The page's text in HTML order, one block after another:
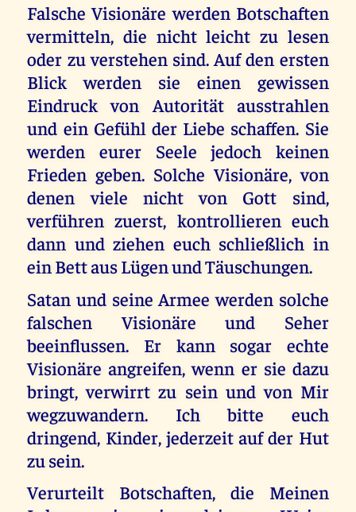
Falsche Visionäre werden Botschaften
vermitteln, die nicht leicht zu lesen
oder zu verstehen sind. Auf den ersten
Blick werden sie einen gewissen
Eindruck von Autorität ausstrahlen
und ein Gefühl der Liebe schaffen. Sie
werden eurer Seele jedoch keinen
Frieden geben. Solche Visionäre, von
denen viele nicht von Gott sind,
verführen zuerst, kontrollieren euch
dann und ziehen euch schließlich in
ein Bett aus Lügen und Täuschungen.
Satan und seine Armee werden solche
falschen Visionäre und Seher
beeinflussen. Er kann sogar echte
Visionäre angreifen, wenn er sie dazu
bringt, verwirrt zu sein und von Mir
wegzuwandern. Ich bitte euch
dringend, Kinder, jederzeit auf der Hut
zu sein.
Verurteilt Botschaften, die Meinen